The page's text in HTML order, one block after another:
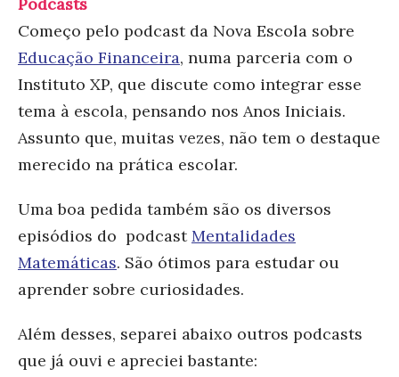
Começo pelo podcast da Nova Escola sobre
Educação Financeira, numa parceria com o
Instituto XP, que discute como integrar esse
tema à escola, pensando nos Anos Iniciais.
Assunto que, muitas vezes, não tem o destaque
merecido na prática escolar.
Uma boa pedida também são os diversos
episódios do podcast Mentalidades
Matemáticas. São ótimos para estudar ou
aprender sobre curiosidades.
Além desses, separei abaixo outros podcasts
que já ouvi e apreciei bastante: